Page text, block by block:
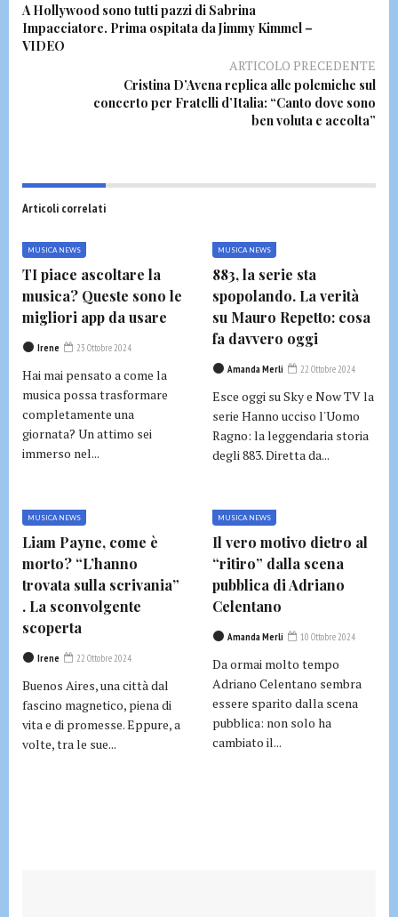
A Hollywood sono tutti pazzi di Sabrina
Impacciatore. Prima ospitata da Jimmy Kimmel –
VIDEO
ARTICOLO PRECEDENTE
Cristina D’Avena replica alle polemiche sul
concerto per Fratelli d’Italia: “Canto dove sono
ben voluta e accolta”
Articoli correlati
MUSICA NEWS
TI piace ascoltare la
musica? Queste sono le
migliori app da usare
Irene 23 Ottobre 2024
Hai mai pensato a come la
musica possa trasformare
completamente una
giornata? Un attimo sei
immerso nel...
MUSICA NEWS
883, la serie sta
spopolando. La verità
su Mauro Repetto: cosa
fa davvero oggi
Amanda Merli 22 Ottobre 2024
Esce oggi su Sky e Now TV la
serie Hanno ucciso l'Uomo
Ragno: la leggendaria storia
degli 883. Diretta da...
MUSICA NEWS
Liam Payne, come è
morto? “L’hanno
trovata sulla scrivania”
. La sconvolgente
scoperta
Irene 22 Ottobre 2024
Buenos Aires, una città dal
fascino magnetico, piena di
vita e di promesse. Eppure, a
volte, tra le sue...
MUSICA NEWS
Il vero motivo dietro al
“ritiro” dalla scena
pubblica di Adriano
Celentano
Amanda Merli 10 Ottobre 2024
Da ormai molto tempo
Adriano Celentano sembra
essere sparito dalla scena
pubblica: non solo ha
cambiato il...